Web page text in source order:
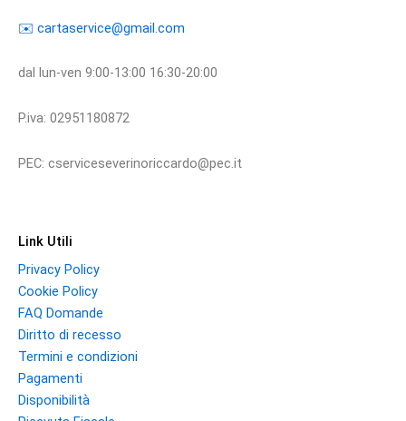
​​✉️ ​cartaservice@gmail.com
dal lun-ven 9:00-13:00 16:30-20:00
P.iva: 02951180872
PEC: cserviceseverinoriccardo@pec.it
Link Utili
Privacy Policy
Cookie Policy
FAQ Domande
Diritto di recesso
Termini e condizioni
Pagamenti
Disponibilità